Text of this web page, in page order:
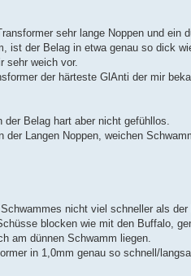
sehr lange Noppen und ein
ist der Belag in etwa genau so dick
sehr weich vor.
der härteste GlAnti der mir
Belag hart aber nicht gefühllos.
der Langen Noppen, weichen
nicht viel schneller als der
blocken wie mit den Buffalo,
am dünnen Schwamm liegen.
in 1,0mm genau so schnell/